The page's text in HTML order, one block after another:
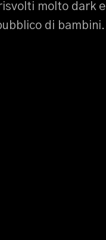
molto dark e
di bambini.